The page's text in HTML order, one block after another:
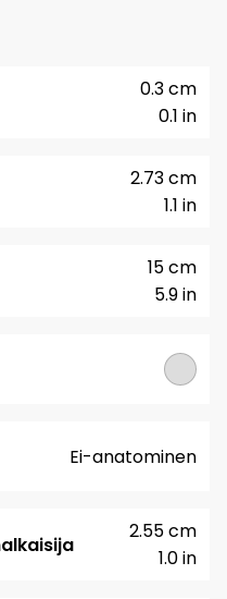
0.1 in
0.3 cm
1.1 in
2.73 cm
5.9 in
15 cm
Ei-anatominen
1.0 in
2.55 cm